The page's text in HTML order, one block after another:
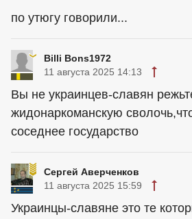
по утюгу говорили...
Billi Bons1972
11 августа 2025 14:13
Вы не украинцев-славян
жидонаркоманскую
соседнее государство
Сергей Аверченков
11 августа 2025 15:59
Украинцы-славяне это те